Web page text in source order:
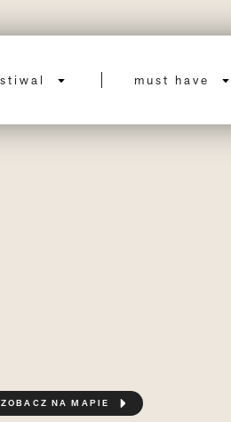
must have
ZOBACZ NA MAPIE